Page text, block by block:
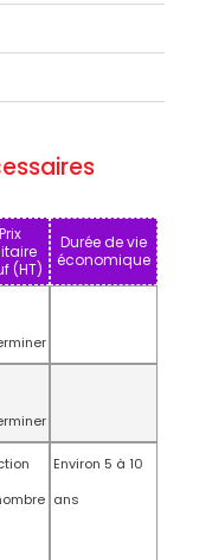
Prix
(HT)
Durée de vie
économique
Environ 5 à 10
ans